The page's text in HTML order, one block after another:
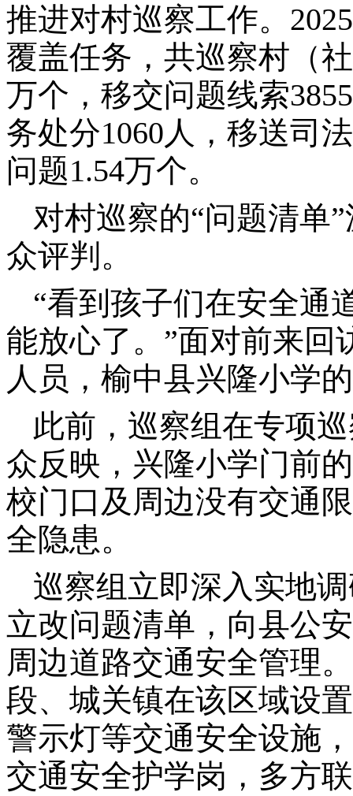
推进对村巡察工作。
覆盖任务，共巡察村（
万个，移交问题线索
务处分1060人，移送司
问题1.54万个。
对村巡察的“问题清单
众评判。
“看到孩子们在安全通
能放心了。”面对前来回
人员，榆中县兴隆小学
此前，巡察组在专项
众反映，兴隆小学门前
校门口及周边没有交通
全隐患。
巡察组立即深入实地
立改问题清单，向县公
周边道路交通安全管理
段、城关镇在该区域设
警示灯等交通安全设施
交通安全护学岗，多方